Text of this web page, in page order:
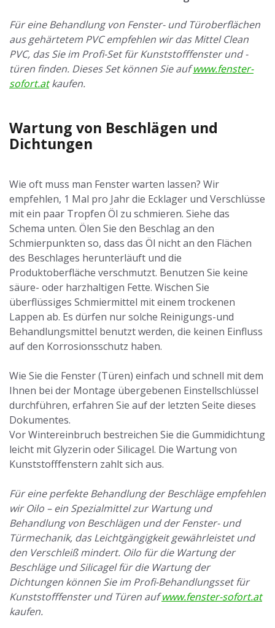
Für eine Behandlung von Fenster- und Türoberflächen
aus gehärtetem PVC empfehlen wir das Mittel Clean
PVC, das Sie im Profi-Set für Kunststofffenster und -
türen finden. Dieses Set können Sie aufwww.fenster-
sofort.atkaufen.
Wartung von Beschlägen und
Dichtungen
Wie oft muss man Fenster warten lassen? Wir
empfehlen, 1 Mal pro Jahr die Ecklager und Verschlüsse
mit ein paar Tropfen Öl zu schmieren. Siehe das
Schema unten. Ölen Sie den Beschlag an den
Schmierpunkten so, dass das Öl nicht an den Flächen
des Beschlages herunterläuft und die
Produktoberfläche verschmutzt. Benutzen Sie keine
säure- oder harzhaltigen Fette. Wischen Sie
überflüssiges Schmiermittel mit einem trockenen
Lappen ab. Es dürfen nur solche Reinigungs-und
Behandlungsmittel benutzt werden, die keinen Einfluss
auf den Korrosionsschutz haben.
Wie Sie die Fenster (Türen) einfach und schnell mit dem
Ihnen bei der Montage übergebenen Einstellschlüssel
durchführen, erfahren Sie auf der letzten Seite dieses
Dokumentes.
Vor Wintereinbruch bestreichen Sie die Gummidichtung
leicht mit Glyzerin oder Silicagel. Die Wartung von
Kunststofffenstern zahlt sich aus.
Für eine perfekte Behandlung der Beschläge empfehlen
wir Oilo – ein Spezialmittel zur Wartung und
Behandlung von Beschlägen und der Fenster- und
Türmechanik, das Leichtgängigkeit gewährleistet und
den Verschleiß mindert. Oilo für die Wartung der
Beschläge und Silicagel für die Wartung der
Dichtungen können Sie im Profi-Behandlungsset für
Kunststofffenster und Türen aufwww.fenster-sofort.at
kaufen.